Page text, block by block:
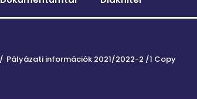
Pályázati információk 2021/2022-2 /1 Copy